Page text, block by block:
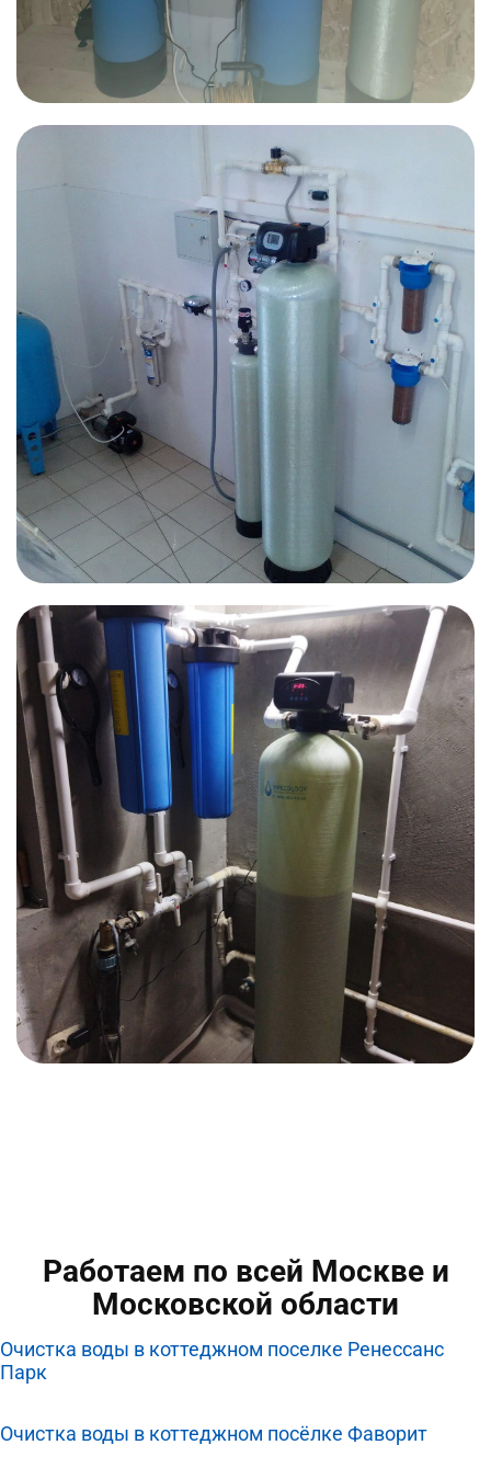
Работаем по всей Москве и
Московской области
Очистка воды в коттеджном поселке Ренессанс
Парк
Очистка воды в коттеджном посёлке Фаворит